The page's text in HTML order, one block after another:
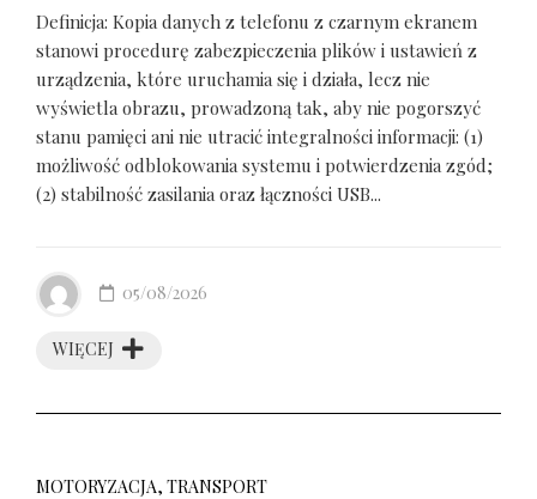
Definicja: Kopia danych z telefonu z czarnym ekranem
stanowi procedurę zabezpieczenia plików i ustawień z
urządzenia, które uruchamia się i działa, lecz nie
wyświetla obrazu, prowadzoną tak, aby nie pogorszyć
stanu pamięci ani nie utracić integralności informacji: (1)
możliwość odblokowania systemu i potwierdzenia zgód;
(2) stabilność zasilania oraz łączności USB...
WIĘCEJ
05/08/2026
MOTORYZACJA, TRANSPORT